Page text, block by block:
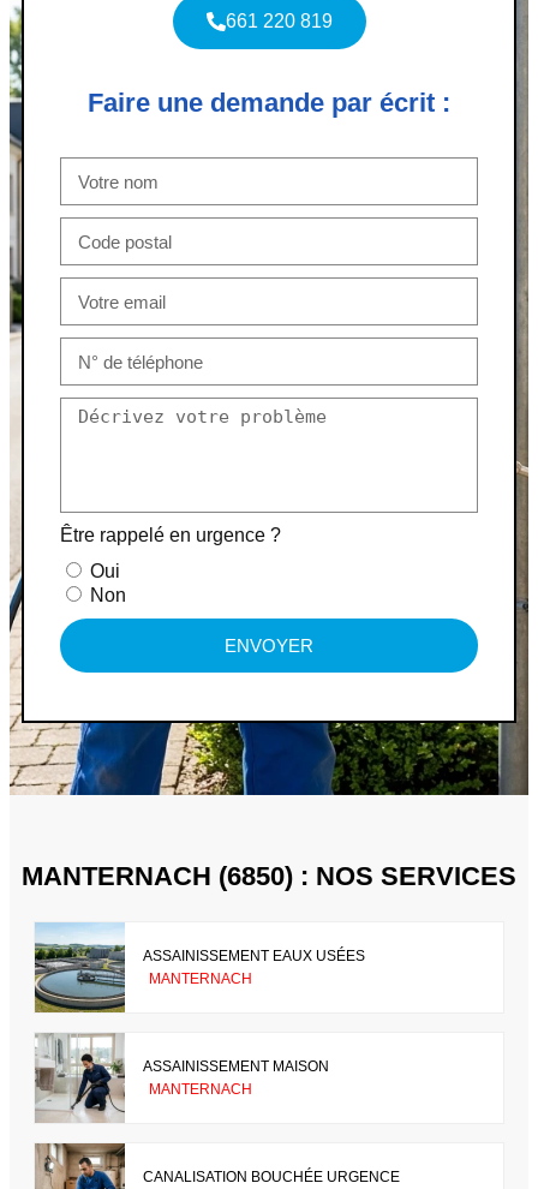
661 220 819
Faire une demande par écrit :
Être rappelé en urgence ?
Oui
Non
ENVOYER
MANTERNACH (6850) : NOS SERVICES
ASSAINISSEMENT EAUX USÉES
MANTERNACH
ASSAINISSEMENT MAISON
MANTERNACH
CANALISATION BOUCHÉE URGENCE